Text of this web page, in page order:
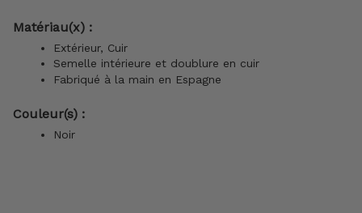
Matériau(x) :
Extérieur, Cuir
Semelle intérieure et doublure en cuir
Fabriqué à la main en Espagne
Couleur(s) :
Noir